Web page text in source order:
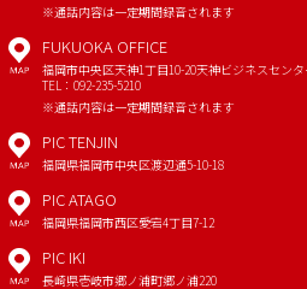
※通話内容は一定期間録音されます
MAP
FUKUOKA OFFICE
福岡市中央区天神1丁目10-20天神ビジネスセンタ
TEL：092-235-5210
※通話内容は一定期間録音されます
MAP
PIC TENJIN
福岡県福岡市中央区渡辺通5-10-18
MAP
PIC ATAGO
福岡県福岡市西区愛宕4丁目7-12
PIC IKI
長崎県壱岐市郷ノ浦町郷ノ浦220